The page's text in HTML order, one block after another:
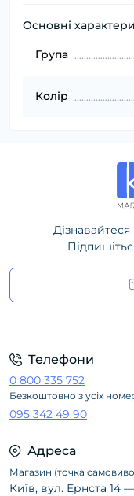
Основні
Група
Колір
Телефони
0 800 335 752
Безкоштовно з усіх
095 342 49 90
Адреса
Магазин (точка
Київ, вул. Ернста 14